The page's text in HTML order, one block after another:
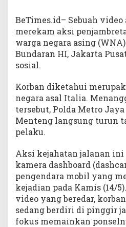
BeTimes.id– Sebuah
merekam aksi
warga negara asing
Bundaran HI, Jakarta
sosial.
Korban diketahui
negara asal Italia.
tersebut, Polda Metro
Menteng langsung turun
pelaku.
Aksi kejahatan jalanan ini
kamera dashboard
pengendara mobil yang
kejadian pada Kamis (14/
video yang beredar,
sedang berdiri di pinggir
fokus memainkan